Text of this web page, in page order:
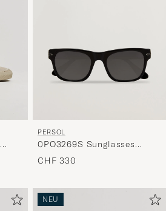
PERSOL
0PO3269S Sunglasses
Black
CHF 330
NEU